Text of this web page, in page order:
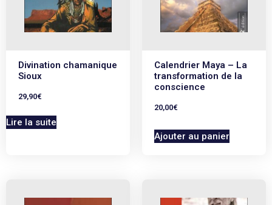
Divination chamanique
Sioux
29,90€
Lire la suite
Calendrier Maya – La
transformation de la
conscience
20,00€
Ajouter au panier